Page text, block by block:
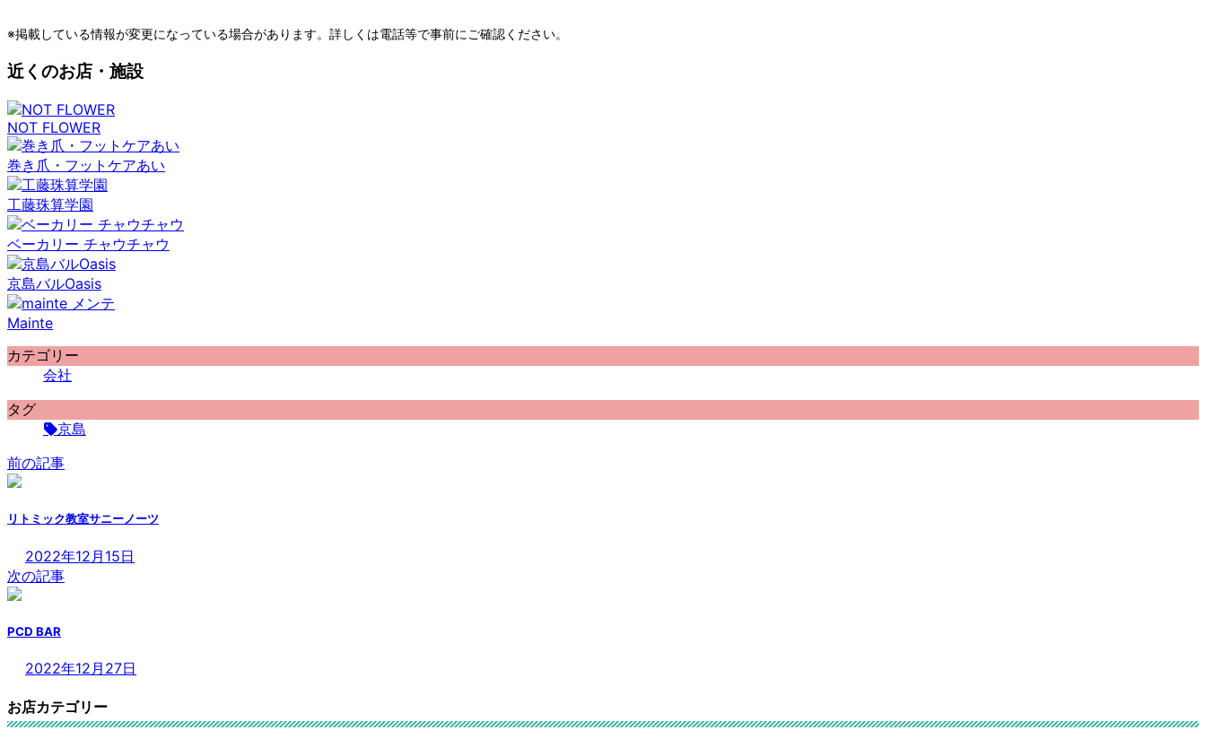
※掲載している情報が変更になっている場合があります。詳しくは電話等で事前にご確認ください。
近くのお店・施設
NOT FLOWER
巻き爪・フットケアあい
工藤珠算学園
ベーカリー チャウチャウ
京島バルOasis
Mainte
カテゴリー
会社
タグ
京島
前の記事
リトミック教室サニーノーツ
2022年12月15日
次の記事
PCD BAR
2022年12月27日
お店カテゴリー